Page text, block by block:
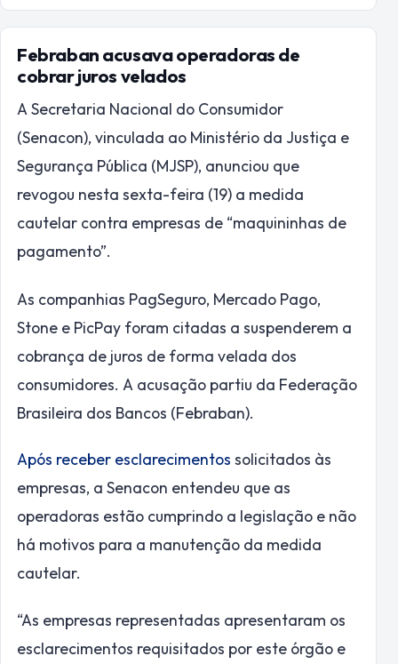
Febraban acusava operadoras de
cobrar juros velados
A Secretaria Nacional do Consumidor
(Senacon), vinculada ao Ministério da Justiça e
Segurança Pública (MJSP), anunciou que
revogou nesta sexta-feira (19) a medida
cautelar contra empresas de “maquininhas de
pagamento”.
As companhias PagSeguro, Mercado Pago,
Stone e PicPay foram citadas a suspenderem a
cobrança de juros de forma velada dos
consumidores. A acusação partiu da Federação
Brasileira dos Bancos (Febraban).
Após receber esclarecimentos solicitados às
empresas, a Senacon entendeu que as
operadoras estão cumprindo a legislação e não
há motivos para a manutenção da medida
cautelar.
“As empresas representadas apresentaram os
esclarecimentos requisitados por este órgão e